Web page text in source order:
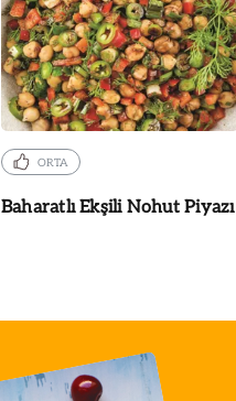
ORTA
Baharatlı Ekşili Nohut Piyazı